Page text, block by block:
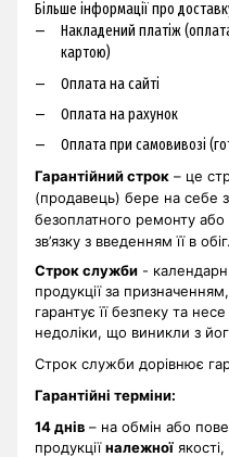
Більше інформації про
Накладений платіж
картою)
Оплата на сайті
Оплата на рахунок
Оплата при самовивозі
Гарантійний строк – це
(продавець) бере на себе
безоплатного ремонту або
зв’язку з введенням її в обіг.
Строк служби -
продукції за
гарантує її безпеку та несе
недоліки, що виникли з
Строк служби дорівнює
Гарантійні терміни:
14 днів – на обмін або
продукціїналежної